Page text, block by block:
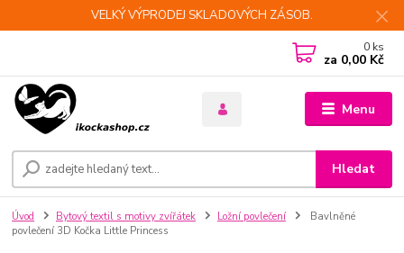
VELKÝ VÝPRODEJ SKLADOVÝCH ZÁSOB.
Menu
Hledat
0 ks
za 0,00 Kč
Úvod Bytový textil s motivy zvířátek Ložní povlečení
Bavlněné
povlečení 3D Kočka Little Princess